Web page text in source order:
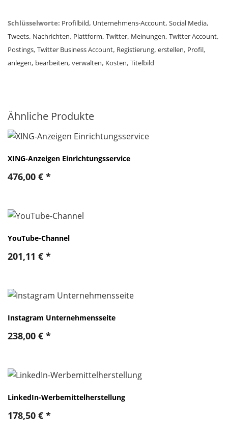
Schlüsselworte: Profilbild, Unternehmens-Account, Social Media,
Tweets, Nachrichten, Plattform, Twitter, Meinungen, Twitter Account,
Postings, Twitter Business Account, Registierung, erstellen, Profil,
anlegen, bearbeiten, verwalten, Kosten, Titelbild
Ähnliche Produkte
XING-Anzeigen Einrichtungsservice
476,00 € *
YouTube-Channel
201,11 € *
Instagram Unternehmensseite
238,00 € *
LinkedIn-Werbemittelherstellung
178,50 € *